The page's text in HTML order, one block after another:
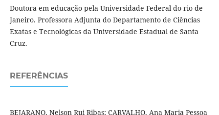
Doutora em educação pela Universidade Federal do rio de
Janeiro. Professora Adjunta do Departamento de Ciências
Exatas e Tecnológicas da Universidade Estadual de Santa
Cruz.
REFERÊNCIAS
BEJARANO, Nelson Rui Ribas; CARVALHO, Ana Maria Pessoa